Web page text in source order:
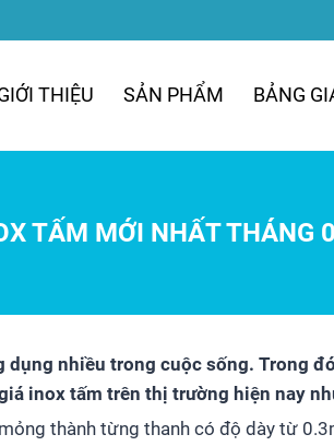
THIỆU SẢN PHẨM BẢNG
TẤM MỚI NHẤT THÁNG
dụng nhiều trong cuộc sống. Trong
inox tấm trên thị trường hiện nay
thành từng thanh có độ dày từ